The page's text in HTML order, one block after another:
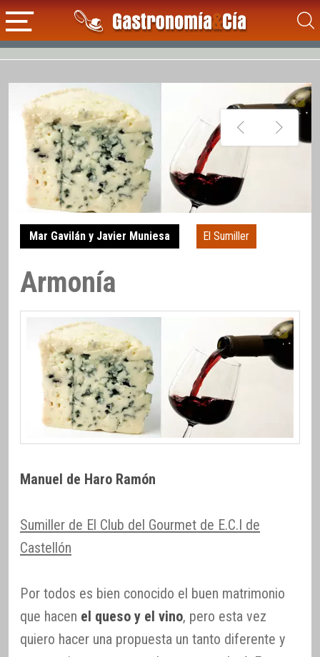
Mar Gavilán y Javier Muniesa El Sumiller
Armonía
Manuel de Haro Ramón
Sumiller de El Club del Gourmet de E.C.I de
Castellón
Por todos es bien conocido el buen matrimonio
que hacen el queso y el vino, pero esta vez
quiero hacer una propuesta un tanto diferente y